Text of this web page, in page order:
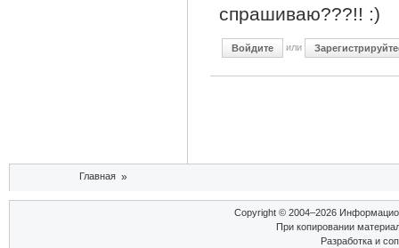
спрашиваю???!! :)
Войдите или
Главная »
Copyright © 2004–2026
При копировании
Разработка и